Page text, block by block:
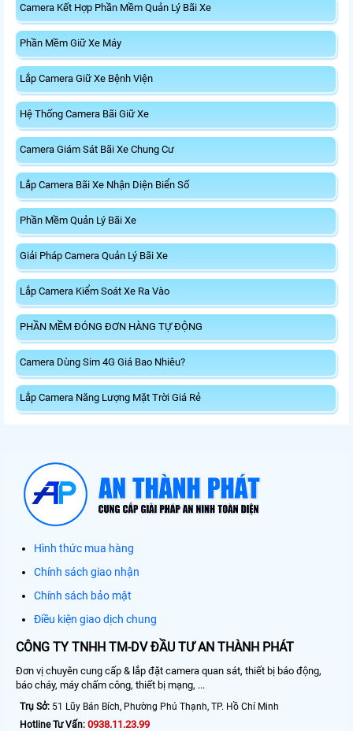
Camera Kết Hợp Phần Mềm Quản Lý Bãi Xe
Phần Mềm Giữ Xe Máy
Lắp Camera Giữ Xe Bệnh Viện
Hệ Thống Camera Bãi Giữ Xe
Camera Giám Sát Bãi Xe Chung Cư
Lắp Camera Bãi Xe Nhận Diện Biển Số
Phần Mềm Quản Lý Bãi Xe
Giải Pháp Camera Quản Lý Bãi Xe
Lắp Camera Kiểm Soát Xe Ra Vào
PHẦN MỀM ĐÓNG ĐƠN HÀNG TỰ ĐỘNG
Camera Dùng Sim 4G Giá Bao Nhiêu?
Lắp Camera Năng Lượng Mặt Trời Giá Rẻ
Hình thức mua hàng
Chính sách giao nhận
Chính sách bảo mật
Điều kiện giao dịch chung
CÔNG TY TNHH TM-DV ĐẦU TƯ AN THÀNH PHÁT
Đơn vị chuyên cung cấp & lắp đặt camera quan sát, thiết bị báo động,
báo cháy, máy chấm công, thiết bị mạng, ...
Trụ Sở: 51 Lũy Bán Bích, Phường Phú Thạnh, TP. Hồ Chí Minh
Hotline Tư Vấn: 0938.11.23.99